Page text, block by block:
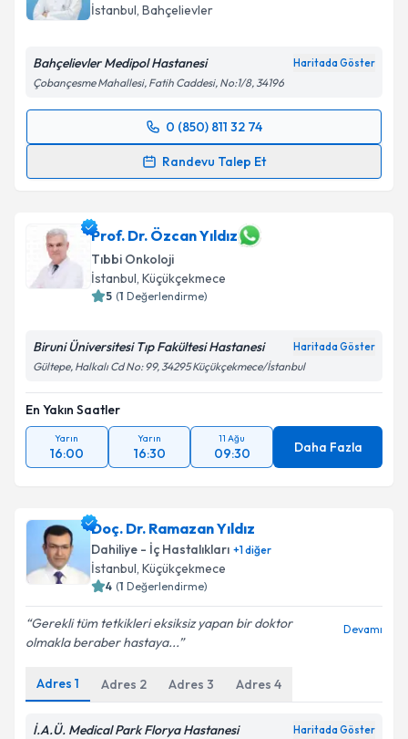
İstanbul, Bahçelievler
Bahçelievler Medipol Hastanesi Haritada Göster
Çobançesme Mahallesi, Fatih Caddesi, No:1/8, 34196
0 (850) 811 32 74
Randevu Talep Et
Randevu Takvimi Talebi
takvim hazırlandığında e-posta ile bilgilendireceğiz.
E-posta Adresiniz
Kişisel verilerimin işlenmesine ilişkin Aydınlatma
'ni okudum ve kişisel verilerimin belirtilen
kapsamda işlenmesini kabul ediyorum.
Takvim Talebini Gönder
Prof. Dr. Özcan Yıldız
Tıbbi Onkoloji
İstanbul, Küçükçekmece
5 (1 Değerlendirme)
Biruni Üniversitesi Tıp Fakültesi Hastanesi Haritada Göster
Gültepe, Halkalı Cd No: 99, 34295 Küçükçekmece/İstanbul
En Yakın Saatler
Yarın
16:00
Yarın
16:30
11 Ağu
09:30 Daha Fazla
Doç. Dr. Ramazan Yıldız
Dahiliye - İç Hastalıkları +1diğer
İstanbul, Küçükçekmece
4 (1 Değerlendirme)
Gerekli tüm tetkikleri eksiksiz yapan bir doktor
olmakla beraber hastaya...
Devamı
Adres 1 Adres 2 Adres 3 Adres 4
İ.A.Ü. Medical Park Florya Hastanesi Haritada Göster